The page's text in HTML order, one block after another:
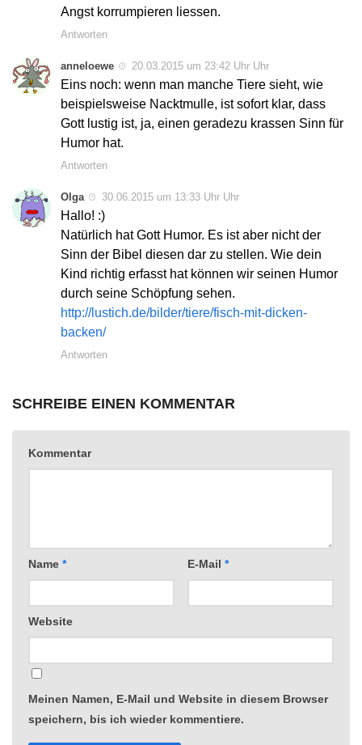
Angst korrumpieren liessen.
Antworten
anneloewe 20.03.2015 um 23:42 Uhr Uhr
Eins noch: wenn man manche Tiere sieht, wie
beispielsweise Nacktmulle, ist sofort klar, dass
Gott lustig ist, ja, einen geradezu krassen Sinn für
Humor hat.
Antworten
Olga 30.06.2015 um 13:33 Uhr Uhr
Hallo! :)
Natürlich hat Gott Humor. Es ist aber nicht der
Sinn der Bibel diesen dar zu stellen. Wie dein
Kind richtig erfasst hat können wir seinen Humor
durch seine Schöpfung sehen.
http://lustich.de/bilder/tiere/fisch-mit-dicken-
backen/
Antworten
SCHREIBE EINEN KOMMENTAR
Kommentar
Name * E-Mail *
Website
Meinen Namen, E-Mail und Website in diesem Browser
speichern, bis ich wieder kommentiere.